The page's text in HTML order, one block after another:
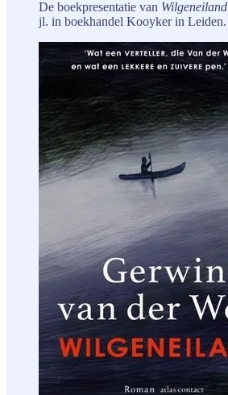
De boekpresentatie van Wilgeneiland
jl. in boekhandel Kooyker in Leiden.